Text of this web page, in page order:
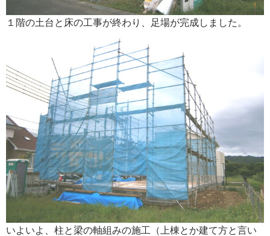
１階の土台と床の工事が終わり、足場が完成しました。
いよいよ、柱と梁の軸組みの施工（上棟とか建て方と言い